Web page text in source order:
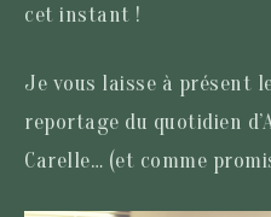
cet instant !
Je vous laisse à présent
reportage du quotidien
Carelle… (et comme